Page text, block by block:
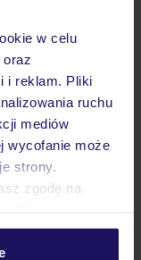
w celu
oraz
i reklam. Pliki
ruchu
mediów
wycofanie może
strony.
zgodę na
zakładkę